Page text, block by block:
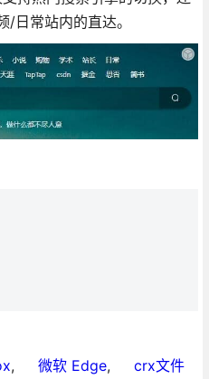
日常站内的直达。
, 微软 Edge, crx文件